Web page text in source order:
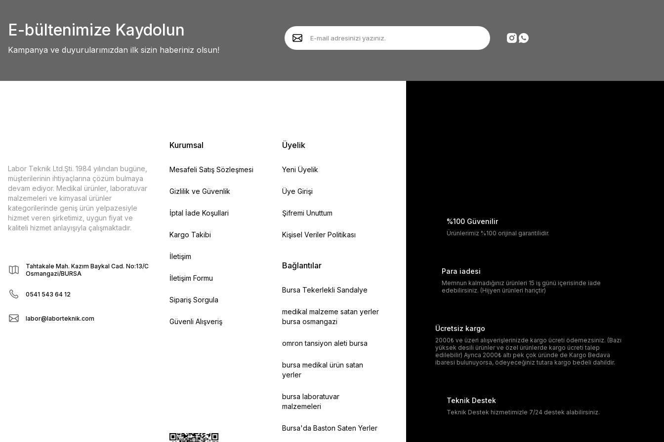
Ürün açıklamasında eksik bilgiler bulunuyor.
Ürün fiyatı diğer sitelerden daha pahalı.
Deneyimini Paylaş
E-bültenimize Kaydolun
Kampanya ve duyurularımızdan ilk sizin haberiniz olsun!
Labor Teknik Ltd.Şti. 1984 yılından bugüne,
müşterilerinin ihtiyaçlarına çözüm bulmaya
devam ediyor. Medikal ürünler, laboratuvar
malzemeleri ve kimyasal ürünler
kategorilerinde geniş ürün yelpazesiyle
hizmet veren şirketimiz, uygun fiyat ve
kaliteli hizmet anlayışıyla çalışmaktadır.
Tahtakale Mah. Kazım Baykal Cad. No:13/C
Osmangazi/BURSA
0541 543 64 12
labor@laborteknik.com
Kurumsal
Mesafeli Satış Sözleşmesi
Gizlilik ve Güvenlik
İptal İade Koşullari
Kargo Takibi
İletişim
İletişim Formu
Sipariş Sorgula
Güvenli Alışveriş
Üyelik
Yeni Üyelik
Üye Girişi
Şifremi Unuttum
Kişisel Veriler Politikası
Bağlantılar
Bursa Tekerlekli Sandalye
medikal malzeme satan yerler
bursa osmangazi
omron tansiyon aleti bursa
bursa medikal ürün satan
yerler
bursa laboratuvar
malzemeleri
Bursa'da Baston Saten Yerler
%100 Güvenilir
Ürünlerimiz %100 orijinal garantilidir.
Para iadesi
Memnun kalmadığınız ürünleri 15 iş günü içerisinde iade
edebilirsiniz. (Hijyen ürünleri hariçtir)
Ücretsiz kargo
2000₺ ve üzeri alışverişlerinizde kargo ücreti ödemezsiniz. (Bazı
yüksek desili ürünler ve özel ürünlerde kargo ücreti talep
edilebilir) Ayrıca 2000₺ altı pek çok üründe de Kargo Bedava
ibaresi bulunuyorsa, ödeyeceğiniz tutara kargo bedeli dahildir.
Teknik Destek
Teknik Destek hizmetimizle 7/24 destek alabilirsiniz.